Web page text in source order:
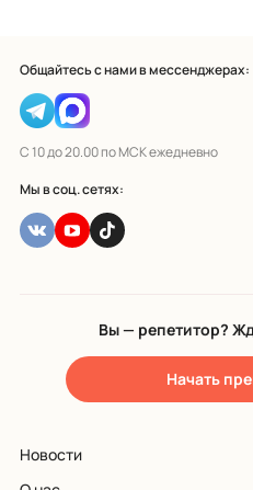
Общайтесь с нами в мессенджерах:
С 10 до 20.00 по МСК ежедневно
Мы в соц. сетях:
Вы — репетитор?
Начать
Новости